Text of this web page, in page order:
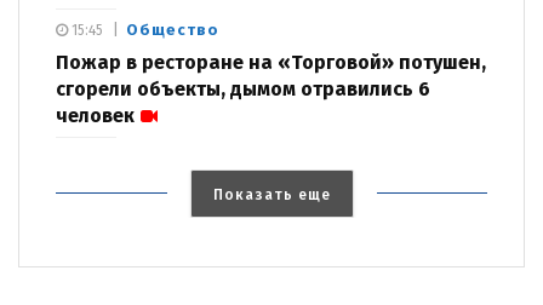
Общество
Пожар в ресторане на «Торговой» потушен,
сгорели объекты, дымом отравились 6
человек
15:45
Показать еще